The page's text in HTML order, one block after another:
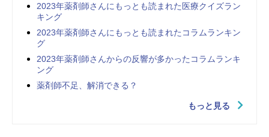
2023年薬剤師さんにもっとも読まれた医療クイズラン
キング
2023年薬剤師さんにもっとも読まれたコラムランキン
グ
2023年薬剤師さんからの反響が多かったコラムランキ
ング
薬剤師不足、解消できる？
もっと見る